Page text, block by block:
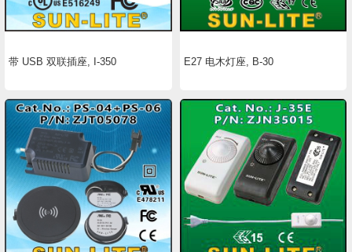
带 USB 双联插座, I-350 E27 电木灯座, B-30